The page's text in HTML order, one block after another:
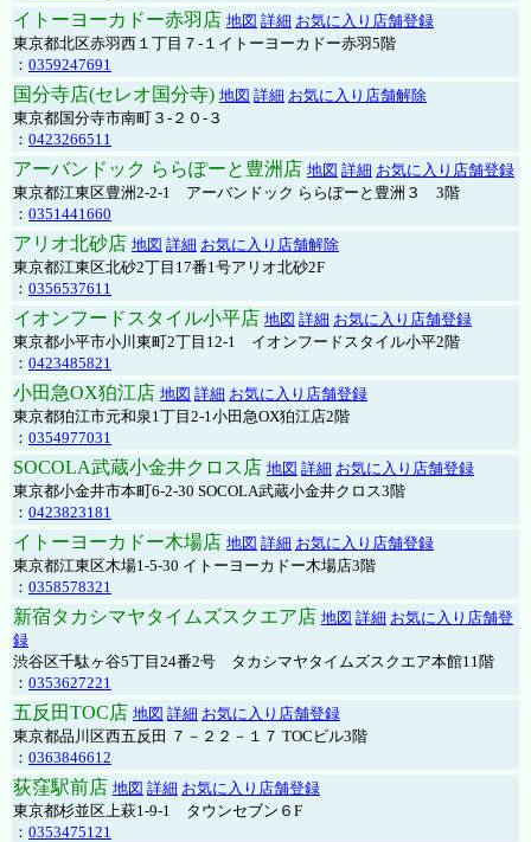
イトーヨーカドー赤羽店 地図 詳細 お気に入り店舗登録
東京都北区赤羽西１丁目７-１イトーヨーカドー赤羽5階
： 0359247691
国分寺店(セレオ国分寺) 地図 詳細 お気に入り店舗解除
東京都国分寺市南町３-２０-３
： 0423266511
アーバンドック ららぽーと豊洲店 地図 詳細 お気に入り店舗登録
東京都江東区豊洲2-2-1 アーバンドック ららぽーと豊洲３ 3階
： 0351441660
アリオ北砂店 地図 詳細 お気に入り店舗解除
東京都江東区北砂2丁目17番1号アリオ北砂2F
： 0356537611
イオンフードスタイル小平店 地図 詳細 お気に入り店舗登録
東京都小平市小川東町2丁目12-1 イオンフードスタイル小平2階
： 0423485821
小田急OX狛江店 地図 詳細 お気に入り店舗登録
東京都狛江市元和泉1丁目2-1小田急OX狛江店2階
： 0354977031
SOCOLA武蔵小金井クロス店 地図 詳細 お気に入り店舗登録
東京都小金井市本町6-2-30 SOCOLA武蔵小金井クロス3階
： 0423823181
イトーヨーカドー木場店 地図 詳細 お気に入り店舗登録
東京都江東区木場1-5-30 イトーヨーカドー木場店3階
： 0358578321
新宿タカシマヤタイムズスクエア店 地図 詳細 お気に入り店舗登
録
渋谷区千駄ヶ谷5丁目24番2号 タカシマヤタイムズスクエア本館11階
： 0353627221
五反田TOC店 地図 詳細 お気に入り店舗登録
東京都品川区西五反田 ７－２２－１７ TOCビル3階
： 0363846612
荻窪駅前店 地図 詳細 お気に入り店舗登録
東京都杉並区上萩1-9-1 タウンセブン６F
： 0353475121